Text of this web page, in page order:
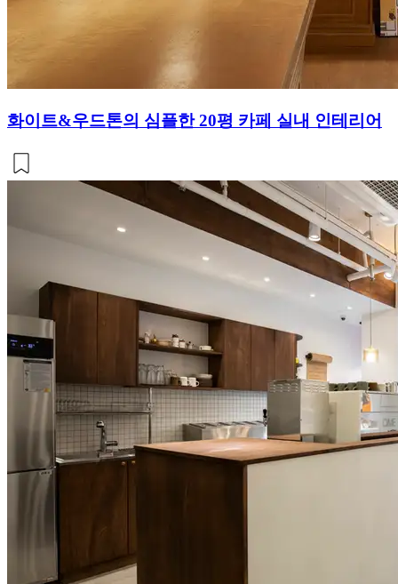
화이트&우드톤의 심플한 20평 카페 실내 인테리어